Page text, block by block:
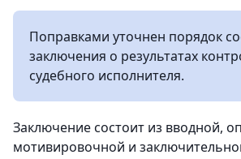
Поправками уточнен порядок
заключения о результатах
судебного исполнителя.
Заключение состоит из вводной,
мотивировочной и